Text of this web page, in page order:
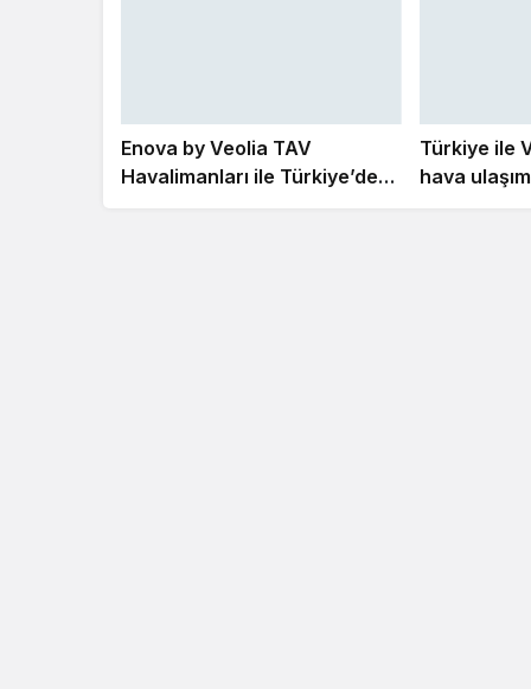
Enova by Veolia TAV
Havalimanları ile Türkiye’deki
Türkiye ile
hava